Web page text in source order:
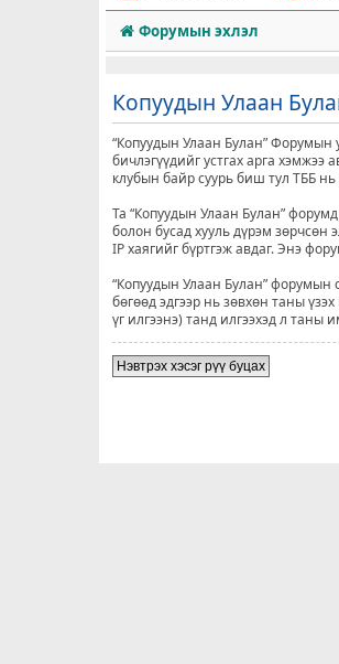
Форумын эхлэл
Копуудын Улаан
“Копуудын Улаан Булан” Форумын
бичлэгүүдийг устгах арга
клубын байр суурь биш тул ТББ
Та “Копуудын Улаан Булан”
болон бусад хууль дүрэм зөрчсөн
IP хаягийг бүртгэж авдаг. Энэ
“Копуудын Улаан Булан” форумын
бөгөөд эдгээр нь зөвхөн таны
үг илгээнэ) танд илгээхэд л таны
Нэвтрэх хэсэг рүү буцах